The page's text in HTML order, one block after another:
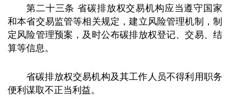
第二十三条 省碳排放权交易机构应当遵守国家
和本省交易监管等相关规定，建立风险管理机制，制
定风险管理预案，及时公布碳排放权登记、交易、结
算等信息。
省碳排放权交易机构及其工作人员不得利用职务
便利谋取不正当利益。